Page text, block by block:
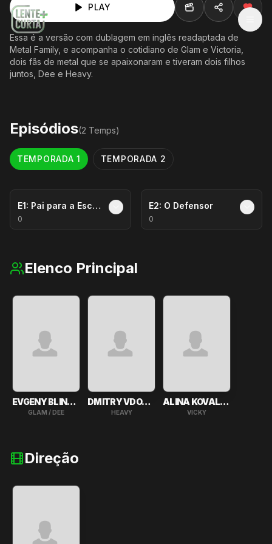
PLAY
Essa é a versão com dublagem em inglês readaptada de
Metal Family, e acompanha o cotidiano de Glam e Victoria,
dois fãs de metal que se apaixonaram e tiveram dois filhos
juntos, Dee e Heavy.
Episódios(2 Temps)
TEMPORADA 1 TEMPORADA 2
E1: Pai para a Escola
0
E2: O Defensor
0
Elenco Principal
EVGENY BLINNIKOV
GLAM / DEE
DMITRY VDOVENKO
HEAVY
ALINA KOVALEVA
VICKY
Direção